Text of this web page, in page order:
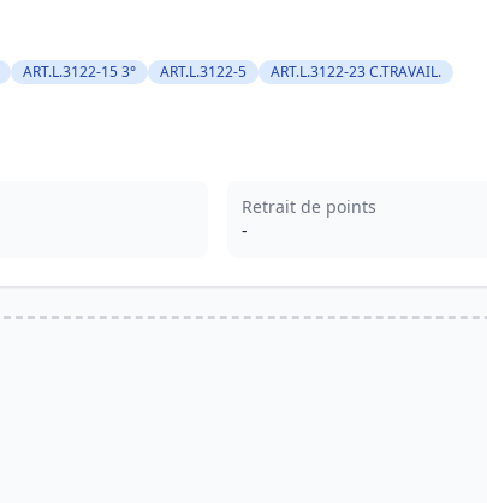
ART.L.3122-15 3° ART.L.3122-5 ART.L.3122-23 C.TRAVAIL.
Retrait de points
-